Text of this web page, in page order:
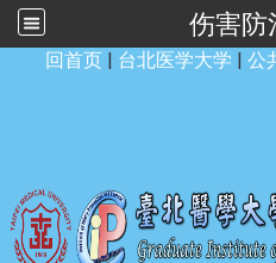
伤害防
回首页 | 台北医学大学 | 公